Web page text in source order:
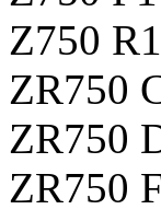
Z750
ZR750
ZR750
ZR750